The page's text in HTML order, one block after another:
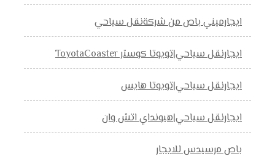
ايجارميني باص من شركةنقل سياحي
ايجارنقل سياحي|تويوتا كوستر ToyotaCoaster
ايجارنقل سياحي|تويوتا هايس
ايجارنقل سياحي|هيونداي اتش وان
باص مرسيدس للايجار